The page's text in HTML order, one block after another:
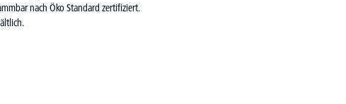
nach Öko Standard zertifiziert.